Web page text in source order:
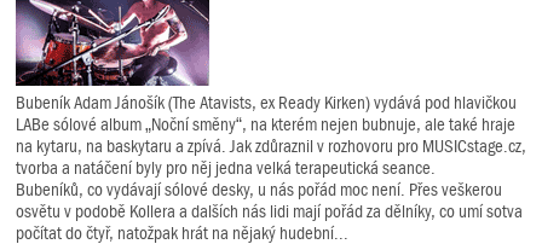
Bubeník Adam Jánošík (The Atavists, ex Ready Kirken) vydává pod hlavičkou
LABe sólové album „Noční směny“, na kterém nejen bubnuje, ale také hraje
na kytaru, na baskytaru a zpívá. Jak zdůraznil v rozhovoru pro MUSICstage.cz,
tvorba a natáčení byly pro něj jedna velká terapeutická seance.
Bubeníků, co vydávají sólové desky, u nás pořád moc není. Přes veškerou
osvětu v podobě Kollera a dalších nás lidi mají pořád za dělníky, co umí sotva
počítat do čtyř, natožpak hrát na nějaký hudební...